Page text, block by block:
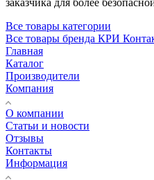
Все товары категории
Все товары бренда КРИ
Главная
Каталог
Производители
Компания
О компании
Статьи и новости
Отзывы
Контакты
Информация